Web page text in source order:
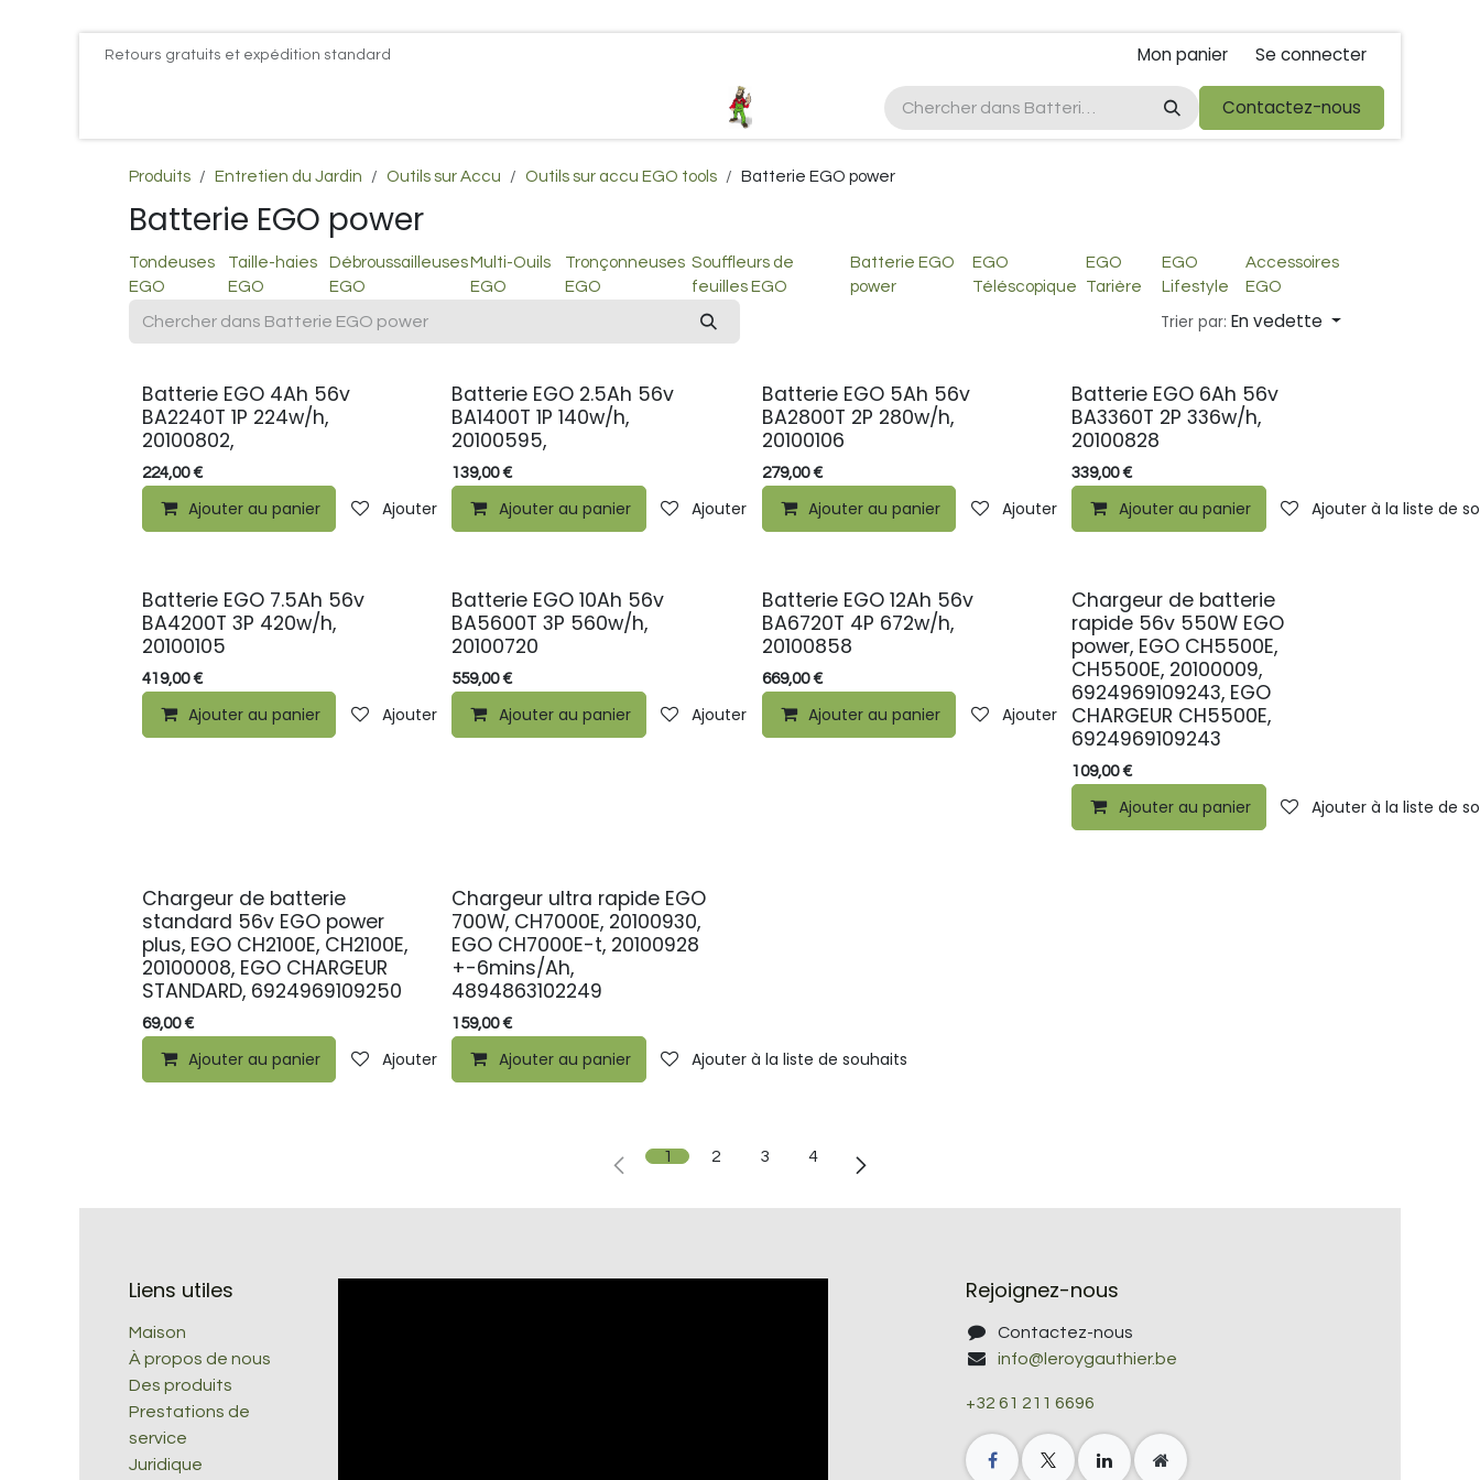
Se rendre au contenuRetours gratuits et expédition standard Mon panier Se connecter
Plus d'infos Kubota 38cv EGO Kubota foire de libramont Droit de rétractations
Contactez-nous
Produits Entretien du Jardin Outils sur Accu Outils sur accu EGO tools Batterie EGO power
Batterie EGO power
Tondeuses
EGO
Taille-haies
EGO
Débroussailleuses
EGO
Multi-Ouils
EGO
Tronçonneuses
EGO
Souffleurs de
feuilles EGO
Batterie EGO
power
EGO
Téléscopique
EGO
Tarière
EGO
Lifestyle
Accessoires
EGO
Trier par: En vedette
Batterie EGO 4Ah 56v
BA2240T 1P 224w/h,
20100802,
224,00€
Ajouter au panier Ajouter à la liste de souhaits
Batterie EGO 2.5Ah 56v
BA1400T 1P 140w/h,
20100595,
139,00€
Ajouter au panier Ajouter à la liste de souhaits
Batterie EGO 5Ah 56v
BA2800T 2P 280w/h,
20100106
279,00€
Ajouter au panier Ajouter à la liste de souhaits
Batterie EGO 6Ah 56v
BA3360T 2P 336w/h,
20100828
339,00€
Ajouter au panier Ajouter à la liste de
Batterie EGO 7.5Ah 56v
BA4200T 3P 420w/h,
20100105
419,00€
Ajouter au panier Ajouter à la liste de souhaits
Batterie EGO 10Ah 56v
BA5600T 3P 560w/h,
20100720
559,00€
Ajouter au panier Ajouter à la liste de souhaits
Batterie EGO 12Ah 56v
BA6720T 4P 672w/h,
20100858
669,00€
Ajouter au panier Ajouter à la liste de souhaits
Chargeur de batterie
rapide 56v 550W EGO
power, EGO CH5500E,
CH5500E, 20100009,
6924969109243, EGO
CHARGEUR CH5500E,
6924969109243
109,00€
Ajouter au panier Ajouter à la liste de
Chargeur de batterie
standard 56v EGO power
plus, EGO CH2100E, CH2100E,
20100008, EGO CHARGEUR
STANDARD, 6924969109250
69,00€
Ajouter au panier Ajouter à la liste de souhaits
Chargeur ultra rapide EGO
700W, CH7000E, 20100930,
EGO CH7000E-t, 20100928
+-6mins/Ah,
4894863102249
159,00€
Ajouter au panier Ajouter à la liste de souhaits
1 2 3 4
Liens utiles
Maison
À propos de nous
Des produits
Prestations de
service
Juridique
Rejoignez-nous
Contactez-nous
info@leroygauthier.be
+32 61 211 6696